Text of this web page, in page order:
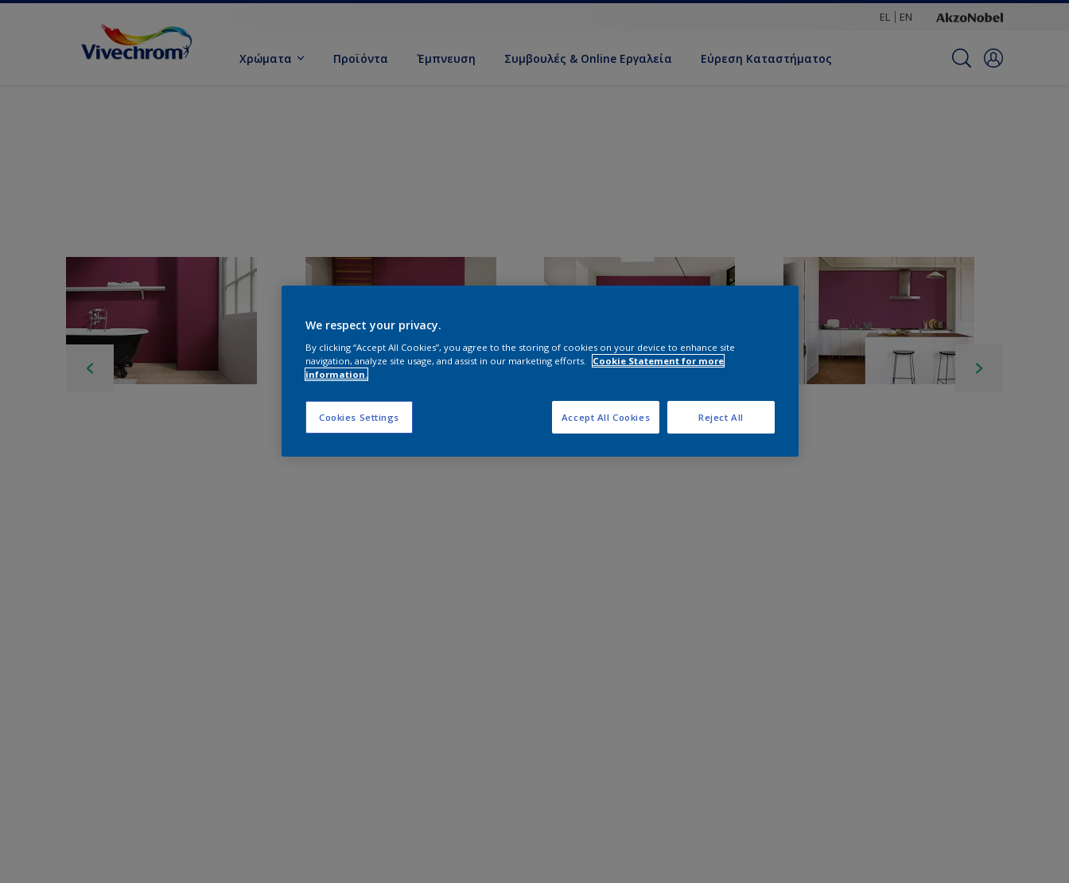
EL EN
Χρώματα Προϊόντα Έμπνευση Συμβουλές & Online Εργαλεία Εύρεση Καταστήματος
We respect your privacy.
By clicking “Accept All Cookies”, you agree to the storing of cookies on your device to enhance site
navigation, analyze site usage, and assist in our marketing efforts.
Cookie Statement for more
information.
Cookies Settings Reject All
Accept All Cookies